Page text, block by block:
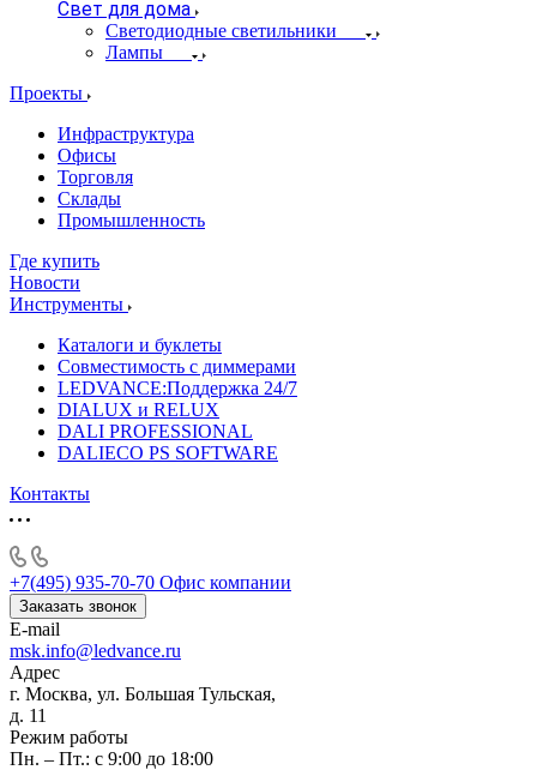
Свет для дома
Светодиодные светильники
Лампы
Проекты
Инфраструктура
Офисы
Торговля
Склады
Промышленность
Где купить
Новости
Инструменты
Каталоги и буклеты
Совместимость с диммерами
LEDVANCE:Поддержка 24/7
DIALUX и RELUX
DALI PROFESSIONAL
DALIECO PS SOFTWARE
Контакты
+7(495) 935-70-70 Офис компании
Заказать звонок
E-mail
msk.info@ledvance.ru
Адрес
г. Москва, ул. Большая Тульская,
д. 11
Режим работы
Пн. – Пт.: с 9:00 до 18:00